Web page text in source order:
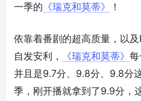
一季的 《瑞克和莫蒂》 ！
依靠着番剧的超高质量，以
自发安利，
《瑞克和莫蒂》 每
并且是9.7分、9.8分、9.8分
季，刚开播就拿到了9.9分，